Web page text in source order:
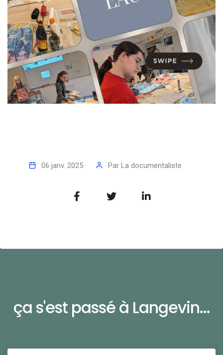
06 janv. 2025 Par La documentaliste
ça s'est passé à Langevin...